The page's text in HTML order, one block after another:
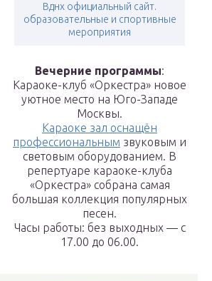
Вднх официальный сайт.
образовательные и спортивные
мероприятия
Вечерние программы:
Караоке-клуб «Оркестра» новое
уютное место на Юго-Западе
Москвы.
Караоке зал оснащён
профессиональным звуковым и
световым оборудованием. В
репертуаре караоке-клуба
«Оркестра» собрана самая
большая коллекция популярных
песен.
Часы работы: без выходных — с
17.00 до 06.00.